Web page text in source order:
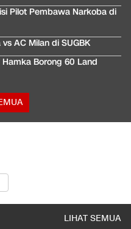
Pilot Pembawa Narkoba di
AC Milan di SUGBK
Borong 60 Land
LIHAT SEMUA